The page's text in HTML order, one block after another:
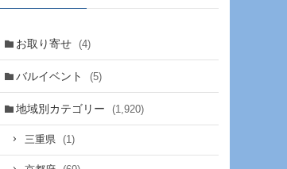
お取り寄せ (4)
バルイベント (5)
地域別カテゴリー (1,920)
三重県 (1)